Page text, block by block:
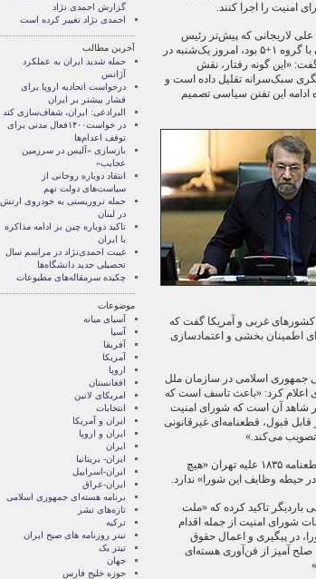
امنیت را اجرا کنند.
لاریجانی که پیش‌تر رئیس
هیئت مذاکره‌کننده ایران با گروه ۱+۵ بود، امروز یک‌شنبه در
«این گونه رفتار، نقش
سبک‌سرانه تقلیل داده است و
ادامه این تفنن سیاسی تصمیم
کشور‌های غربی و آمریکا گفت که
اطمینان بخشی و اعتمادسازی
جمهوری اسلامی در سازمان ملل
اعلام کرد: «باعث تاسف است که
شاهد آن است که شورای امنیت
قبول، قطعنامه‌ای غیرقانونی
می‌کند.»
این بیانیه می‌افزاید که قطعنامه ۱۸۳۵ علیه تهران «هیچ
حیطه وظایف این شورا» ندارد.
باردیگر تاکید کرده که «ملت
شورای امنیت از جمله اقدام
در پیگیری و اعمال حقوق
صلح آمیز از فن‌آوری هسته‌ای
گزارش احمدی نژاد
احمدی نژاد تغییر کرده است
آخرین مطالب
حمله شدید‌ ایران به عملکرد
آژانس
درخواست اتحادیه اروپا برای
فشار بیشتر بر ایران
البرادعی: ایران، شفاف‌سازی کند
در خواست۱۴۰۰فعال مدنی برای
توقف اعدام‌ها
بازسازی «آليس در سرزمين
عجايب»
انتقاد دوباره روحانی از
سیاست‌های دولت نهم
حمله تروریستی به خودروی ارتش
در لبنان
تاکید دوباره چین بر ادامه مذاکره
با ایران
غیبت احمدی‌نژاد در مراسم سال
تحصیلی جدید دانشگاه‌ها
چکیده سرمقاله‌های مطبوعات
موضوعات
آسيای ميانه
آسیا
آفریقا
آمریکا
اروپا
افغانستان
امریکای لاتین
انتخابات
ايران و آمريکا
ايران و اروپا
ایران
ایران- بریتانیا
ایران-اسراییل
ایران-عراق
برنامه هسته‌ای جمهوری اسلامی
تازه‌های نشر
ترکیه
تیتر روزنامه های صبح ایران
تیتر یک
جهان
حوزه خلیج فارس